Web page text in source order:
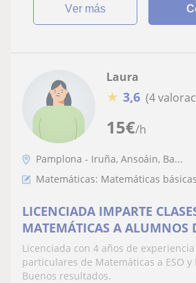
ver más
15€/h
Laura
★ 3,6 (4
Pamplona - Iruña, Ansoáin, Ba...
Matemáticas: Matemáticas básicas
LICENCIADA IMPARTE
MATEMÁTICAS A ALUMNOS
BACHILLERATO
Licenciada con 4 años de
particulares de Matemáticas a ESO y
Buenos resultados.